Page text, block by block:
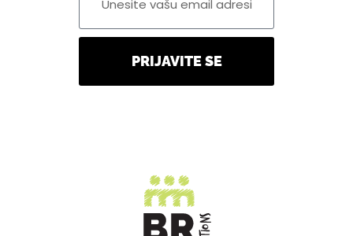
PRIJAVITE SE